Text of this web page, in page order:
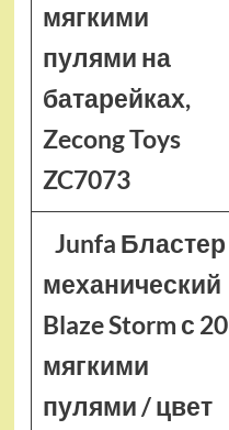
мягкими
пулями на
батарейках,
Zecong Toys
ZC7073
Junfa Бластер
механический
Blaze Storm с 20
мягкими
пулями / цвет